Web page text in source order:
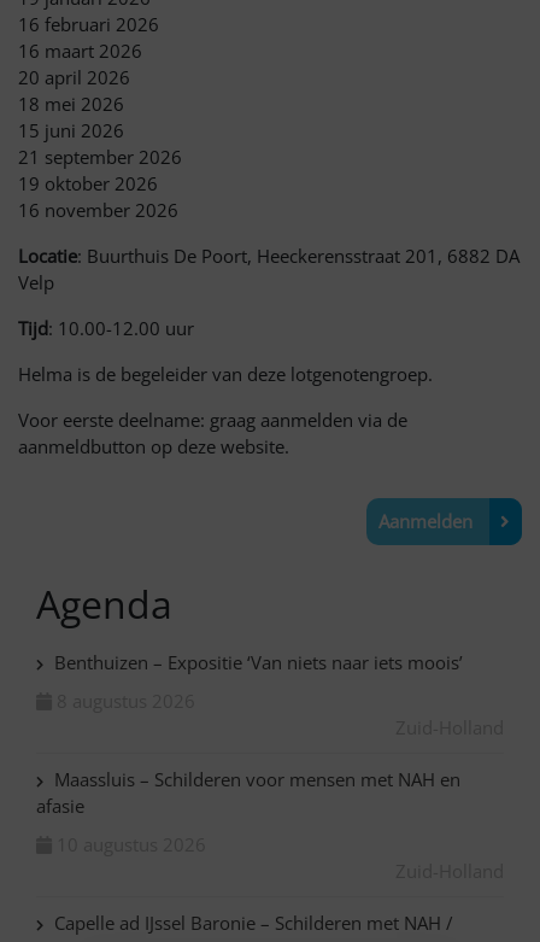
16 februari 2026
16 maart 2026
20 april 2026
18 mei 2026
15 juni 2026
21 september 2026
19 oktober 2026
16 november 2026
Locatie: Buurthuis De Poort, Heeckerensstraat 201, 6882 DA
Velp
Tijd: 10.00-12.00 uur
Helma is de begeleider van deze lotgenotengroep.
Voor eerste deelname: graag aanmelden via de
aanmeldbutton op deze website.
Aanmelden
Agenda
Benthuizen – Expositie ‘Van niets naar iets moois’
Maassluis – Schilderen voor mensen met NAH en
afasie
Capelle ad IJssel Baronie – Schilderen met NAH /